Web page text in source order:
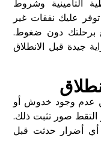
التأمينية وشروط
عليك نفقات غير
برحلتك دون ضغوط.
جيدة قبل الانطلاق
عدم وجود خدوش أو
التقط صور تثبت ذلك.
أضرار حدثت قبل